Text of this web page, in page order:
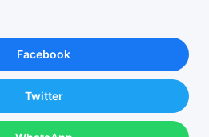
Facebook
Twitter